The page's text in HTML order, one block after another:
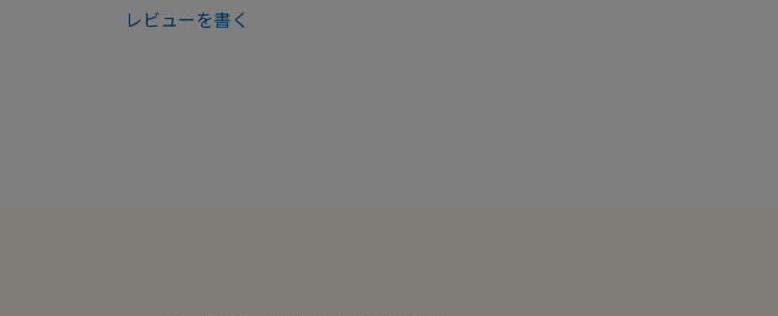
レビューを書く